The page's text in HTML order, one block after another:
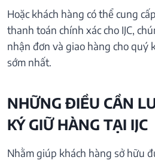
Hoặc khách hàng có thể cung
thanh toán chính xác cho IJC,
nhận đơn và giao hàng cho quý
sớm nhất.
NHỮNG ĐIỀU CẦN
KÝ GIỮ HÀNG TẠI IJC
Nhằm giúp khách hàng sở hữu